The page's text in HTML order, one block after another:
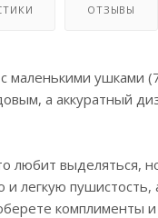
ОТЗЫВЫ
маленькими ушками
а аккуратный
любит
и легкую
комплименты